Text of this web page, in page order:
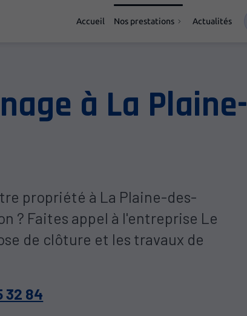
Accueil Nos prestations Actualités
à La Plaine-
propriété à La Plaine-des-
? Faites appel à l'entreprise Le
de clôture et les travaux de
32 84